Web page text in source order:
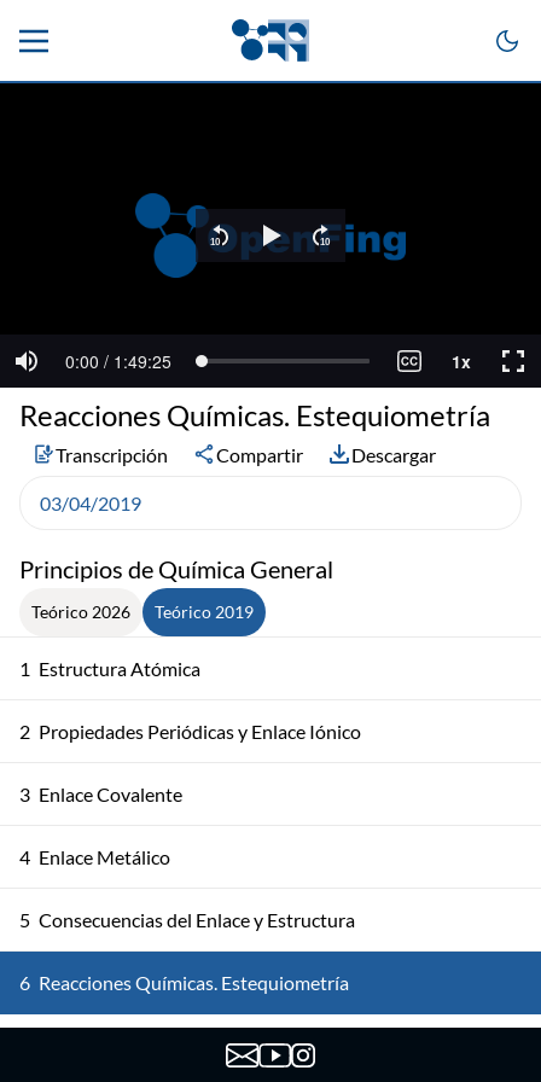
Principios de Química General
Teórico 2026 Teórico 2019
1 Estructura Atómica
2 Propiedades Periódicas y Enlace Iónico
3 Enlace Covalente
4 Enlace Metálico
5 Consecuencias del Enlace y Estructura
6 Reacciones Químicas. Estequiometría
Reacciones Químicas. Estequiometría
Transcripción Compartir Descargar
03/04/2019